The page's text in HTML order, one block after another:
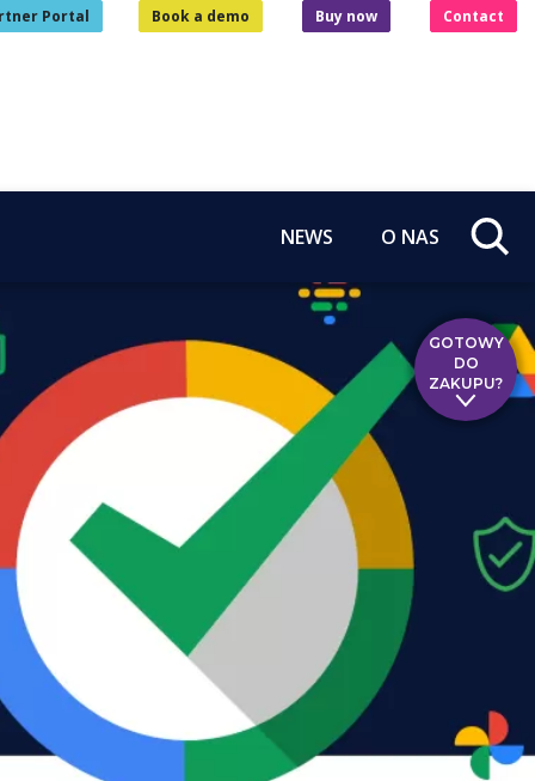
Portal Book a demo Buy now Contact
NEWS O NAS
GOTOWY
DO
ZAKUPU?